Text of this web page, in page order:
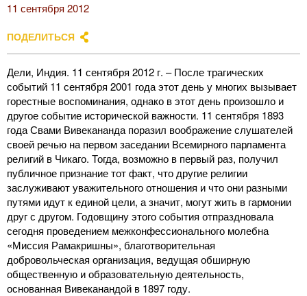
11 сентября 2012
ПОДЕЛИТЬСЯ
Дели, Индия. 11 сентября 2012 г. – После трагических
событий 11 сентября 2001 года этот день у многих вызывает
горестные воспоминания, однако в этот день произошло и
другое событие исторической важности. 11 сентября 1893
года Свами Вивекананда поразил воображение слушателей
своей речью на первом заседании Всемирного парламента
религий в Чикаго. Тогда, возможно в первый раз, получил
публичное признание тот факт, что другие религии
заслуживают уважительного отношения и что они разными
путями идут к единой цели, а значит, могут жить в гармонии
друг с другом. Годовщину этого события отпраздновала
сегодня проведением межконфессионального молебна
«Миссия Рамакришны», благотворительная
добровольческая организация, ведущая обширную
общественную и образовательную деятельность,
основанная Вивеканандой в 1897 году.